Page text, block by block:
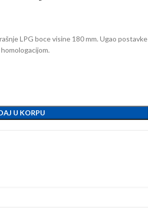
LPG boce visine 180 mm. Ugao postavke
U KORPU